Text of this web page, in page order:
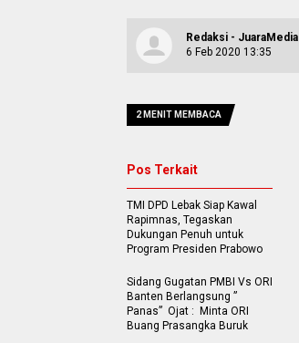
Redaksi - JuaraMedia
6 Feb 2020 13:35
2 MENIT MEMBACA
Pos Terkait
TMI DPD Lebak Siap Kawal
Rapimnas, Tegaskan
Dukungan Penuh untuk
Program Presiden Prabowo
Sidang Gugatan PMBI Vs ORI
Banten Berlangsung ”
Panas” Ojat : Minta ORI
Buang Prasangka Buruk